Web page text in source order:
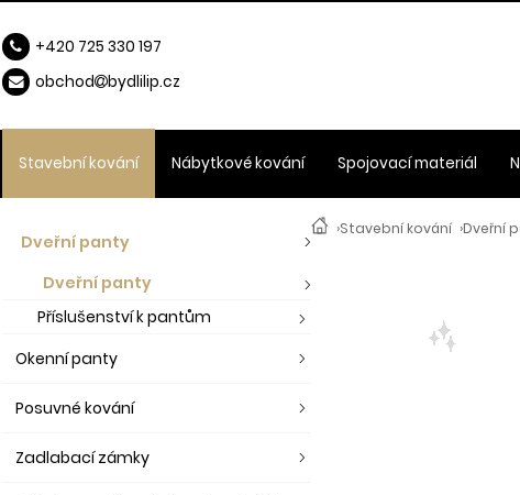
›Stavební kování ›Dveřní
Dveřní panty
Dveřní panty
Příslušenství k pantům
Okenní panty
Posuvné kování
Zadlabací zámky
Stavební kování Nábytkové kování Spojovací materiál
+420 725 330 197
obchod
bydlilip.cz